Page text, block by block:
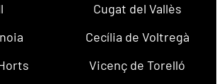
Cugat del Vallès
Cecília de Voltregà
Vicenç de Torelló